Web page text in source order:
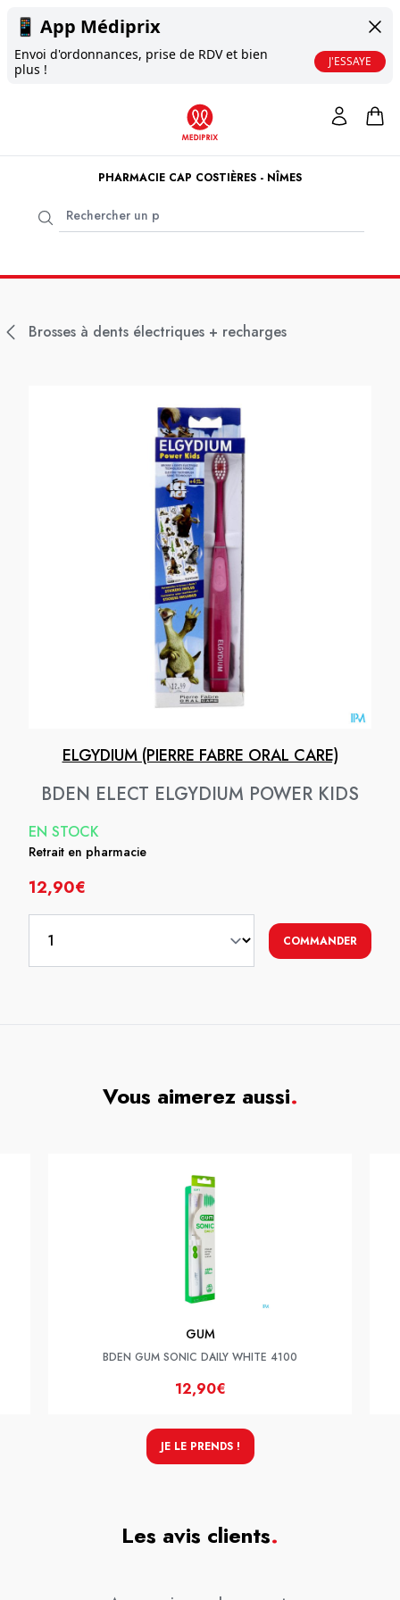
📱 App Médiprix
Envoi d'ordonnances, prise de RDV et bien
plus !
J'ESSAYE
PHARMACIE CAP COSTIÈRES - NÎMES
Brosses à dents électriques + recharges
ELGYDIUM (PIERRE FABRE ORAL CARE)
BDEN ELECT ELGYDIUM POWER KIDS
EN STOCK
Retrait en pharmacie
12,90€
COMMANDER
Vous aimerez aussi.
GUM
BDEN GUM SONIC DAILY WHITE 4100
12,90€
JE LE PRENDS !
Les avis clients.